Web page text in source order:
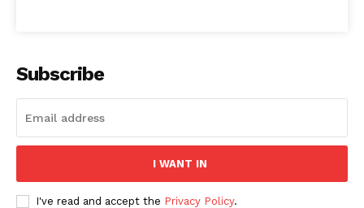
Subscribe
I WANT IN
I've read and accept the Privacy Policy.